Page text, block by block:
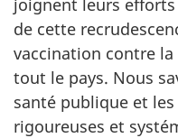
de cette
vaccination contre la
tout le pays. Nous
santé publique et
rigoureuses et